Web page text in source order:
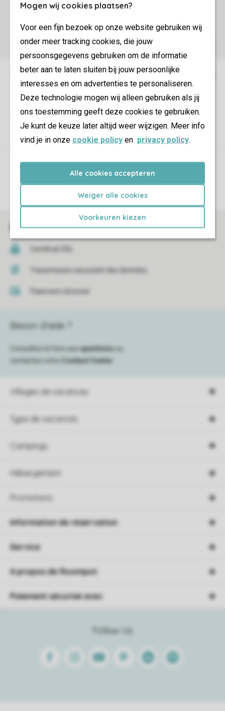
Mogen wij cookies plaatsen?
Voor een fijn bezoek op onze website gebruiken wij
onder meer tracking cookies, die jouw
persoonsgegevens gebruiken om de informatie
beter aan te laten sluiten bij jouw persoonlijke
interesses en om advertenties te personaliseren.
Deze technologie mogen wij alleen gebruiken als jij
ons toestemming geeft deze cookies te gebruiken.
Je kunt de keuze later altijd weer wijzigen. Meer info
vind je in onze cookie policy en privacy policy.
Alle cookies accepteren
Weiger alle cookies
Voorkeuren kiezen
Contrôle de votre propre vie privée
Plus d’infos et préférences
Réservations en ligne rapides et sécurisées
Certificat SSL
Transmission sécurisée des données
Paiement sécurisé
Villages de vacances
Type de vacances
Campings
Hébergement
Promotions
Besoin d’aide ?
Consultez la foire aux questions
contactez notre
Contact Center
Follow Us
FacebookInstagramYoutube PinterestLinkedinSpotify
Information de réservation
Service
A propos de Roompot
Paiement sécurisé avec